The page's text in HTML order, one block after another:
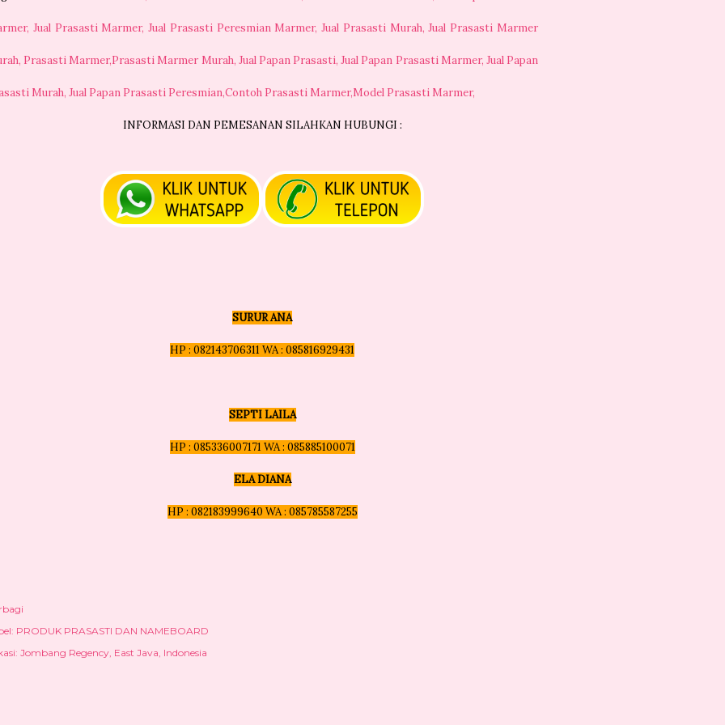
Jual Prasasti Marmer, Jual Prasasti Peresmian Marmer, Jual Prasasti Murah, Jual Prasasti Marmer
Prasasti Marmer,Prasasti Marmer Murah, Jual Papan Prasasti, Jual Papan Prasasti Marmer, Jual Papan
Murah, Jual Papan Prasasti Peresmian,Contoh Prasasti Marmer,Model Prasasti Marmer,
INFORMASI DAN PEMESANAN SILAHKAN HUBUNGI :
SURUR ANA
HP : 082143706311 WA : 085816929431
SEPTI LAILA
HP : 085336007171 WA : 085885100071
ELA DIANA
HP : 082183999640 WA : 085785587255
PRODUK PRASASTI DAN NAMEBOARD
Jombang Regency, East Java, Indonesia